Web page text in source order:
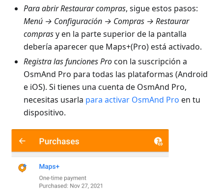
Para abrir Restaurar compras, sigue estos pasos:
Menú → Configuración → Compras → Restaurar
comprasy en la parte superior de la pantalla
debería aparecer que Maps+(Pro) está activado.
Registra las funciones Procon la suscripción a
OsmAnd Pro para todas las plataformas (Android
e iOS). Si tienes una cuenta de OsmAnd Pro,
necesitas usarla para activar OsmAnd Pro en tu
dispositivo.